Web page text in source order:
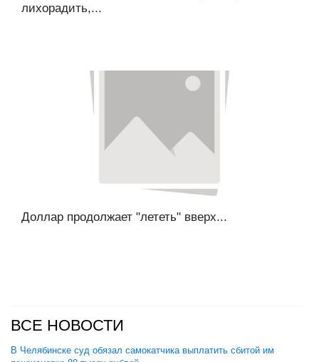
лихорадить,...
Доллар продолжает "лететь" вверх...
ВСЕ НОВОСТИ
В Челябинске суд обязал самокатчика выплатить сбитой им